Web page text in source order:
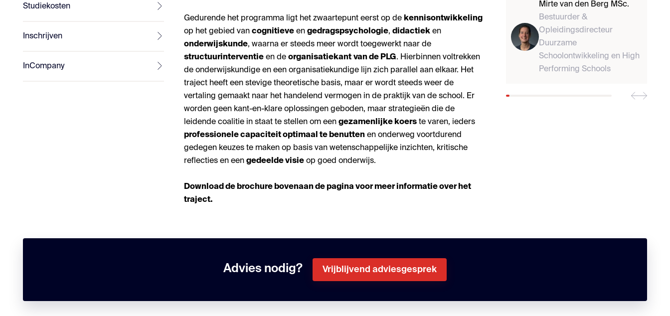
Studiekosten
Inschrijven
InCompany
Gedurende het programma ligt het zwaartepunt eerst op de kennisontwikkeling
op het gebied van cognitieveen gedragspsychologie, didactieken
onderwijskunde, waarna er steeds meer wordt toegewerkt naar de
structuurinterventieen de organisatiekant van de PLG. Hierbinnen voltrekken
de onderwijskundige en een organisatiekundige lijn zich parallel aan elkaar. Het
traject heeft een stevige theoretische basis, maar er wordt steeds weer de
vertaling gemaakt naar het handelend vermogen in de praktijk van de school. Er
worden geen kant-en-klare oplossingen geboden, maar strategieën die de
leidende coalitie in staat te stellen om een gezamenlijke koerste varen, ieders
professionele capaciteit optimaal te benuttenen onderweg voortdurend
gedegen keuzes te maken op basis van wetenschappelijke inzichten, kritische
reflecties en een gedeelde visieop goed onderwijs.
Download de brochure bovenaan de pagina voor meer informatie over het
traject.
Mirte van den Berg MSc.
Bestuurder &
Opleidingsdirecteur
Duurzame
Schoolontwikkeling en High
Performing Schools
Advies nodig? Vrijblijvend adviesgesprek